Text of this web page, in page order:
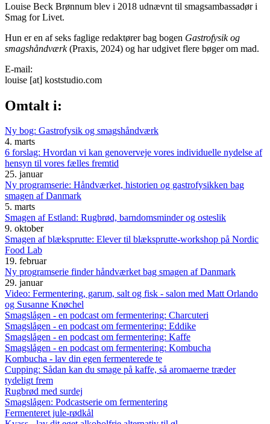
Louise Beck Brønnum blev i 2018 udnævnt til smagsambassadør i
Smag for Livet.
Hun er en af seks faglige redaktører bag bogen Gastrofysik og
smagshåndværk(Praxis, 2024) og har udgivet flere bøger om mad.
E-mail:
louise [at] koststudio.com
Omtalt i:
Ny bog: Gastrofysik og smagshåndværk
4. marts
6 forslag: Hvordan vi kan genoverveje vores individuelle nydelse af
hensyn til vores fælles fremtid
25. januar
Ny programserie: Håndværket, historien og gastrofysikken bag
smagen af Danmark
5. marts
Smagen af Estland: Rugbrød, barndomsminder og osteslik
9. oktober
Smagen af blæksprutte: Elever til blæksprutte-workshop på Nordic
Food Lab
19. februar
Ny programserie finder håndværket bag smagen af Danmark
29. januar
Video: Fermentering, garum, salt og fisk - salon med Matt Orlando
og Susanne Knøchel
Smagslågen - en podcast om fermentering: Charcuteri
Smagslågen - en podcast om fermentering: Eddike
Smagslågen - en podcast om fermentering: Kaffe
Smagslågen - en podcast om fermentering: Kombucha
Kombucha - lav din egen fermenterede te
Cupping: Sådan kan du smage på kaffe, så aromaerne træder
tydeligt frem
Rugbrød med surdej
Smagslågen: Podcastserie om fermentering
Fermenteret jule-rødkål